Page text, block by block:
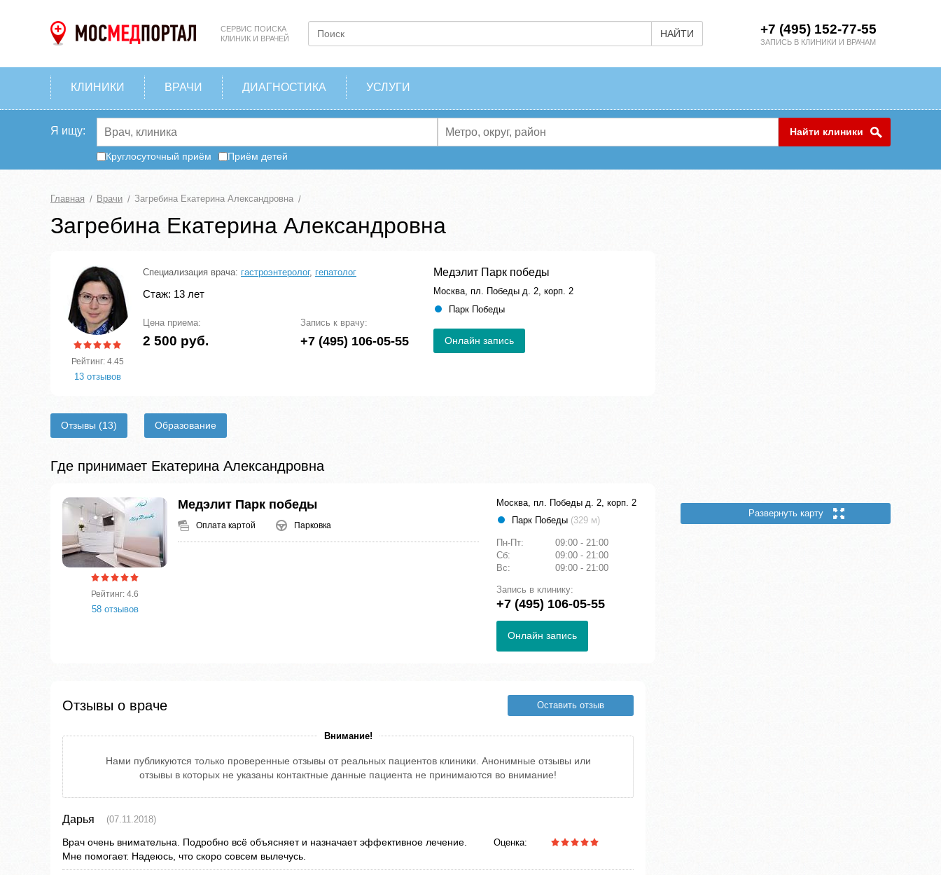
СЕРВИС ПОИСКА
КЛИНИК И ВРАЧЕЙ
НАЙТИ +7 (495) 152-77-55
ЗАПИСЬ В КЛИНИКИ И ВРАЧАМ
КЛИНИКИ ВРАЧИ ДИАГНОСТИКА УСЛУГИ
Я ищу: Найти клиники
Круглосуточный приём Приём детей
Главная Врачи Загребина Екатерина Александровна
Загребина Екатерина Александровна
Рейтинг: 4.45
13 отзывов
Специализация врача: гастроэнтеролог, гепатолог
Стаж: 13 лет
Цена приема:
2 500 руб.
Запись к врачу:
+7 (495) 106-05-55
Медэлит Парк победы
Москва, пл. Победы д. 2, корп. 2
Парк Победы
Онлайн запись
Отзывы (13) Образование
Где принимает Екатерина Александровна
Рейтинг: 4.6
58 отзывов
Медэлит Парк победы
Оплата картой Парковка
Москва, пл. Победы д. 2, корп. 2
Парк Победы (329 м)
Пн-Пт:
09:00 - 21:00
Сб:
09:00 - 21:00
Вс:
09:00 - 21:00
Запись в клинику:
+7 (495) 106-05-55
Онлайн запись
Отзывы о враче Оставить отзыв
Внимание!
Нами публикуются только проверенные отзывы от реальных пациентов клиники. Анонимные отзывы или
отзывы в которых не указаны контактные данные пациента не принимаются во внимание!
Дарья (07.11.2018)
Врач очень внимательна. Подробно всё объясняет и назначает эффективное лечение.
Мне помогает. Надеюсь, что скоро совсем вылечусь.
Оценка:
Развернуть карту